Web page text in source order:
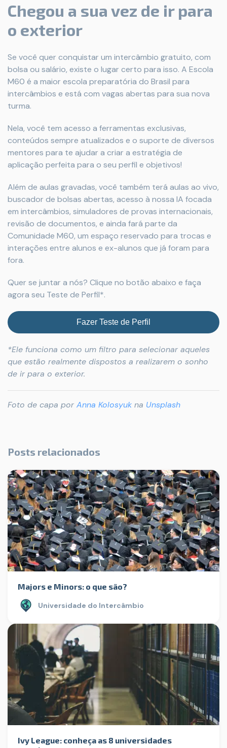
Chegou a sua vez de ir para
o exterior
Se você quer conquistar um intercâmbio gratuito, com
bolsa ou salário, existe o lugar certo para isso. A Escola
M60 é a maior escola preparatória do Brasil para
intercâmbios e está com vagas abertas para sua nova
turma.
Nela, você tem acesso a ferramentas exclusivas,
conteúdos sempre atualizados e o suporte de diversos
mentores para te ajudar a criar a estratégia de
aplicação perfeita para o seu perfil e objetivos!
Além de aulas gravadas, você também terá aulas ao vivo,
buscador de bolsas abertas, acesso à nossa IA focada
em intercâmbios, simuladores de provas internacionais,
revisão de documentos, e ainda fará parte da
Comunidade M60, um espaço reservado para trocas e
interações entre alunos e ex-alunos que já foram para
fora.
Quer se juntar a nós? Clique no botão abaixo e faça
agora seu Teste de Perfil*.
Fazer Teste de Perfil
*Ele funciona como um filtro para selecionar aqueles
que estão realmente dispostos a realizarem o sonho
de ir para o exterior.
Foto de capa por Anna Kolosyuk na Unsplash
Posts relacionados
Majors e Minors: o que são?
Universidade do Intercâmbio
Ivy League: conheça as 8 universidades